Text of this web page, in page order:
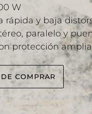
W
rápida y baja
paralelo y
protección amplia
COMPRAR